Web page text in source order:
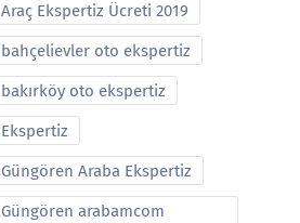
Araç Ekspertiz Ücreti 2019
bahçelievler oto ekspertiz
bakırköy oto ekspertiz
Ekspertiz
Güngören Araba Ekspertiz
Güngören arabamcom